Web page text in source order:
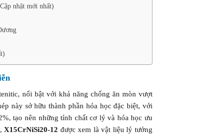
nhật mới nhất)
nổi bật với khả năng chống ăn mòn vượt
này sở hữu thành phần hóa học đặc biệt, với
tạo nên những tính chất cơ lý và hóa học ưu
X15CrNiSi20-12 được xem là vật liệu lý tưởng